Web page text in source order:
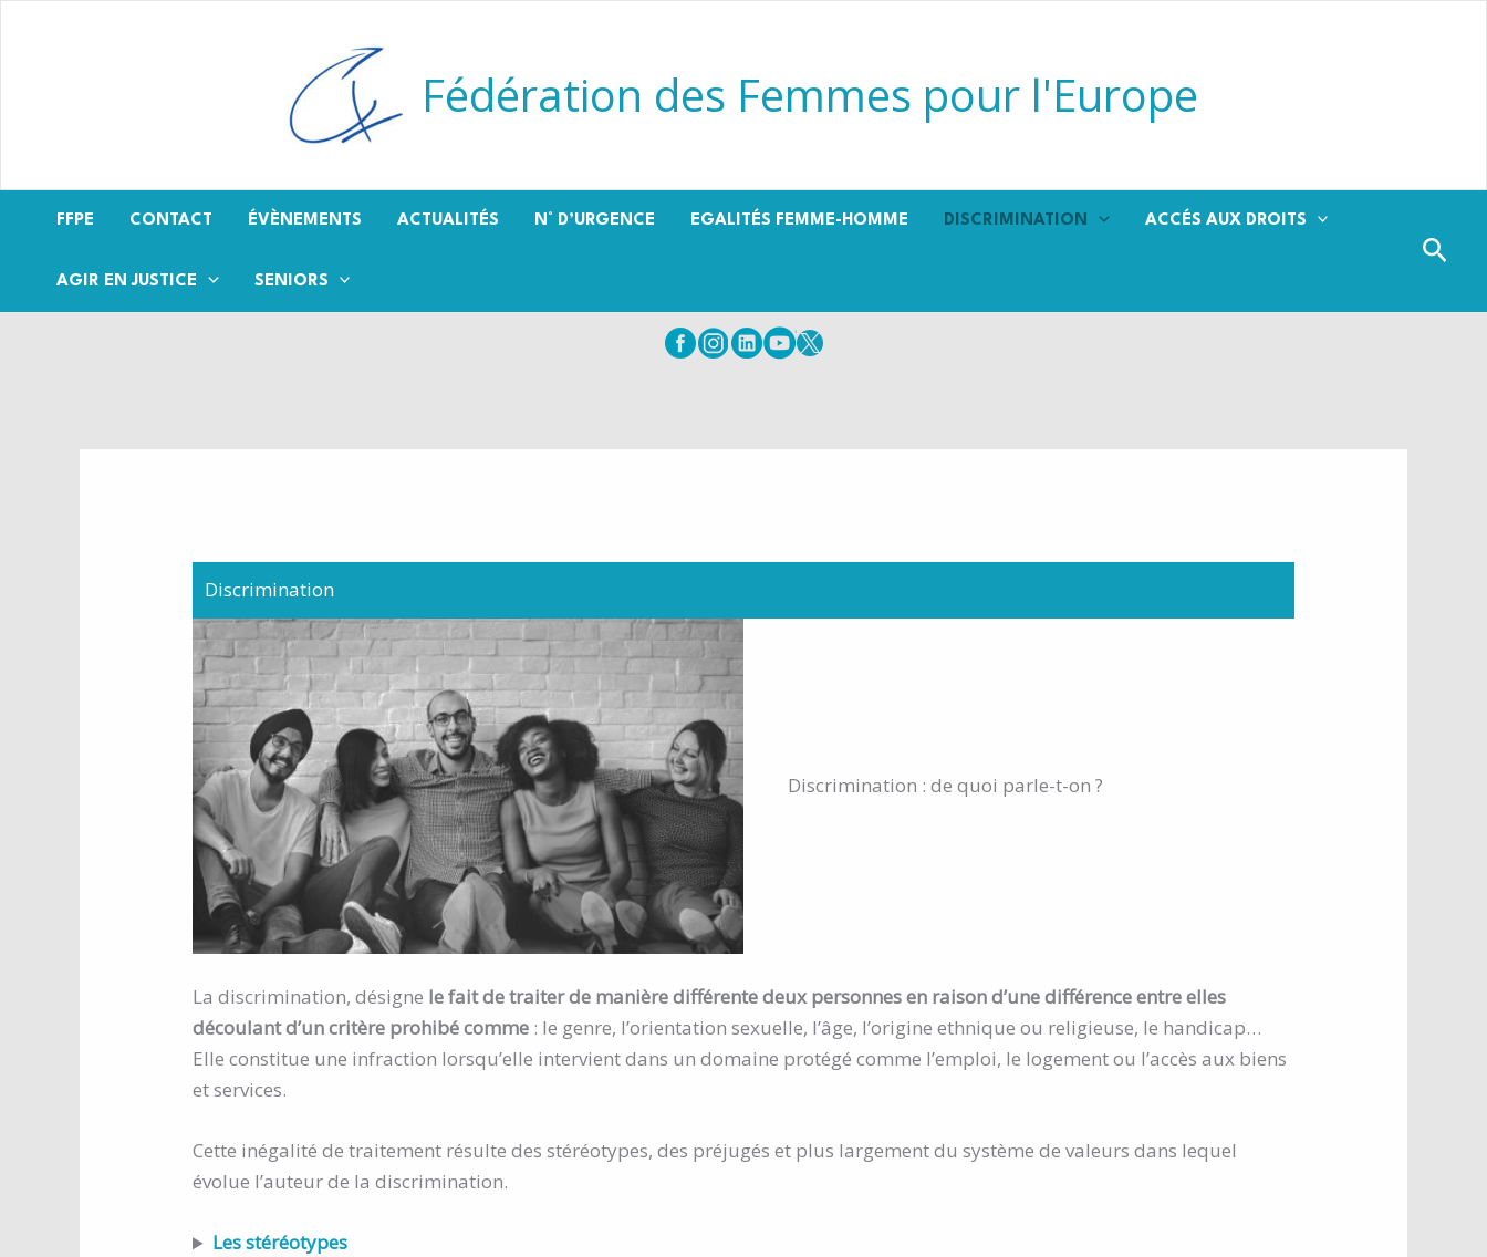
Fédération des Femmes pour l'Europe
FFPE CONTACT ÉVÈNEMENTS ACTUALITÉS N° D’URGENCE EGALITÉS FEMME-HOMME DISCRIMINATION ACCÉS AUX DROITS
AGIR EN JUSTICE SENIORS
Discrimination
Discrimination : de quoi parle-t-on ?
La discrimination, désigne le fait de traiter de manière différente deux personnes en raison d’une différence entre elles
découlant d’un critère prohibé comme : le genre, l’orientation sexuelle, l’âge, l’origine ethnique ou religieuse, le handicap…
Elle constitue une infraction lorsqu’elle intervient dans un domaine protégé comme l’emploi, le logement ou l’accès aux biens
et services.
Cette inégalité de traitement résulte des stéréotypes, des préjugés et plus largement du système de valeurs dans lequel
évolue l’auteur de la discrimination.
Les stéréotypes